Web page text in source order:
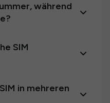
während
SIM
in mehreren